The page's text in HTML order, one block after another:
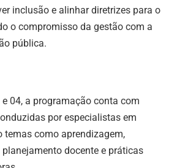
inclusão e alinhar diretrizes para o
o compromisso da gestão com a
pública.
04, a programação conta com
por especialistas em
temas como aprendizagem,
docente e práticas